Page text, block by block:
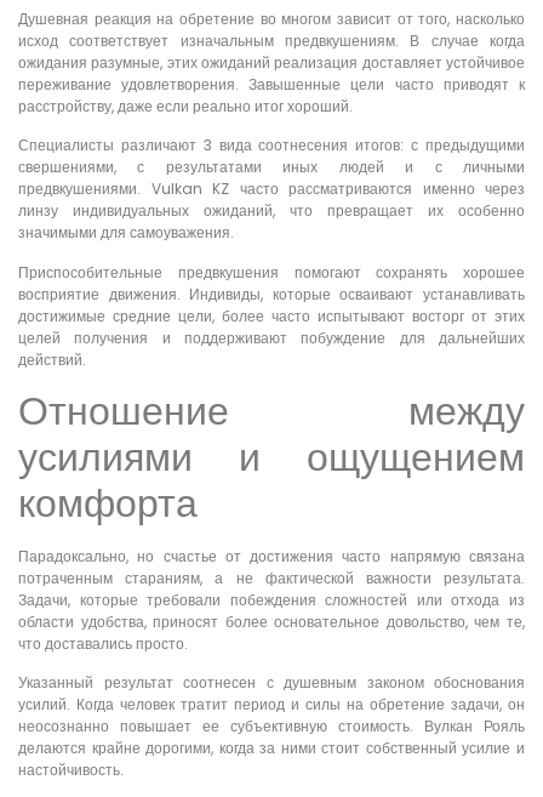
Душевная реакция на обретение во многом зависит от того, насколько
исход соответствует изначальным предвкушениям. В случае когда
ожидания разумные, этих ожиданий реализация доставляет устойчивое
переживание удовлетворения. Завышенные цели часто приводят к
расстройству, даже если реально итог хороший.
Специалисты различают 3 вида соотнесения итогов: с предыдущими
свершениями, с результатами иных людей и с личными
предвкушениями. Vulkan KZ часто рассматриваются именно через
линзу индивидуальных ожиданий, что превращает их особенно
значимыми для самоуважения.
Приспособительные предвкушения помогают сохранять хорошее
восприятие движения. Индивиды, которые осваивают устанавливать
достижимые средние цели, более часто испытывают восторг от этих
целей получения и поддерживают побуждение для дальнейших
действий.
Отношение между
усилиями и ощущением
комфорта
Парадоксально, но счастье от достижения часто напрямую связана
потраченным стараниям, а не фактической важности результата.
Задачи, которые требовали побеждения сложностей или отхода из
области удобства, приносят более основательное довольство, чем те,
что доставались просто.
Указанный результат соотнесен с душевным законом обоснования
усилий. Когда человек тратит период и силы на обретение задачи, он
неосознанно повышает ее субъективную стоимость. Вулкан Рояль
делаются крайне дорогими, когда за ними стоит собственный усилие и
настойчивость.